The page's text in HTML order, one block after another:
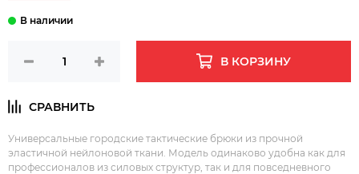
В КОРЗИНУ
Универсальные городские тактические брюки из прочной
эластичной нейлоновой ткани. Модель одинаково удобна как для
профессионалов из силовых структур, так и для повседневного